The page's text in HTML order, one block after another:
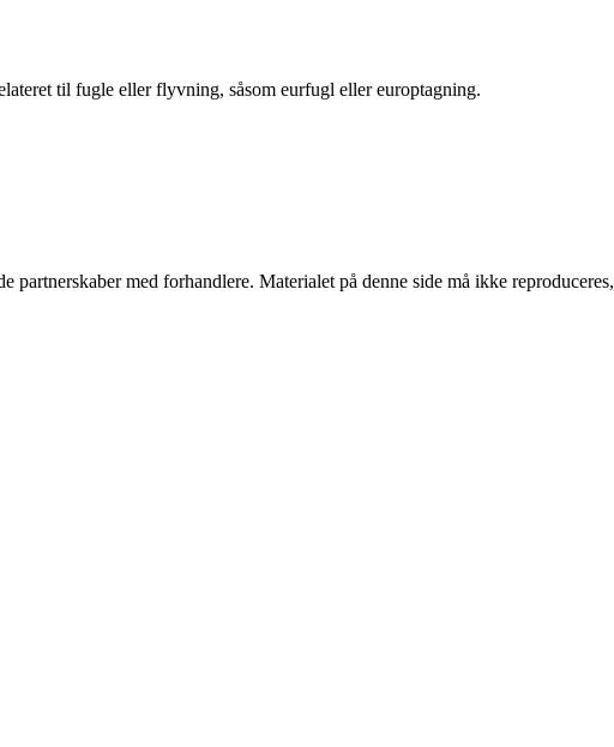
til fugle eller flyvning, såsom eurfugl eller europtagning.
med forhandlere. Materialet på denne side må ikke reproduceres,